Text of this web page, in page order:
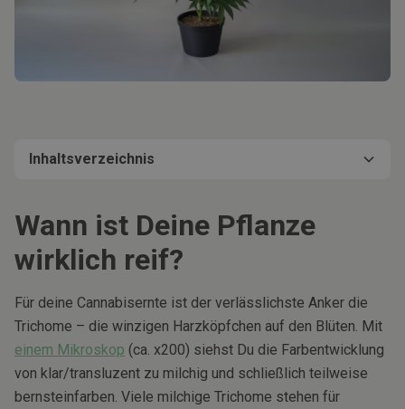
Inhaltsverzeichnis
den Zuckerblättern?
optional, aber lohnend
Wann ist Deine Pflanze
wirklich reif?
Für deine Cannabisernte ist der verlässlichste Anker die
Trichome – die winzigen Harzköpfchen auf den Blüten. Mit
einem Mikroskop (ca. x200) siehst Du die Farbentwicklung
von klar/transluzent zu milchig und schließlich teilweise
bernsteinfarben. Viele milchige Trichome stehen für